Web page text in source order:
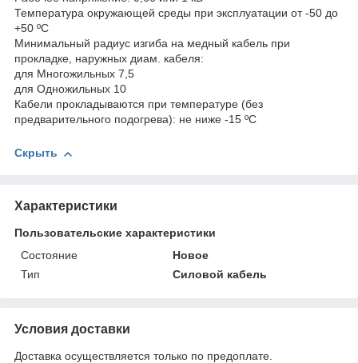
Температура окружающей среды при эксплуатации от -50 до
+50 ºС
Минимальный радиус изгиба на медный кабель при
прокладке, наружных диам. кабеля:
для Многожильных 7,5
для Одножильных 10
Кабели прокладываются при температуре (без
предварительного подогрева): не ниже -15 ºС
Скрыть
Характеристики
Пользовательские характеристики
Состояние
Новое
Тип
Силовой кабель
Условия доставки
Доставка осуществляется только по предоплате.